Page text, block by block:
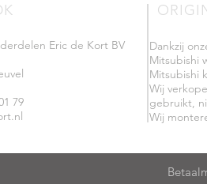
Eric de Kort BV
79
Dankzij
Mitsubishi
Mitsubishi
Wij
gebruikt,
Wij